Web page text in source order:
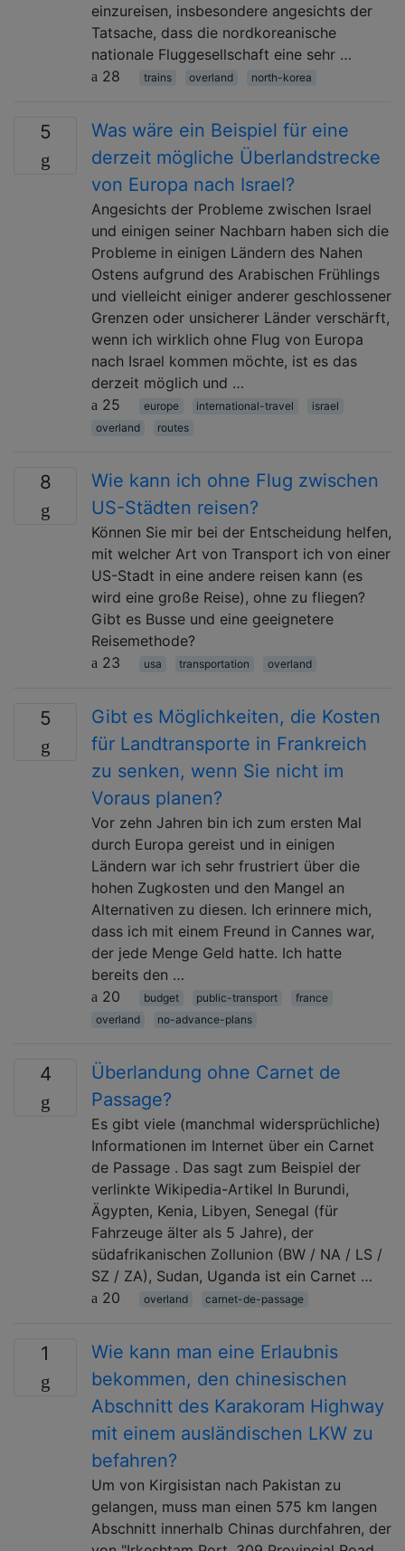
einzureisen, insbesondere angesichts der
Tatsache, dass die nordkoreanische
nationale Fluggesellschaft eine sehr …
28
trains overland north-korea
5
Was wäre ein Beispiel für eine
derzeit mögliche Überlandstrecke
von Europa nach Israel?
Angesichts der Probleme zwischen Israel
und einigen seiner Nachbarn haben sich die
Probleme in einigen Ländern des Nahen
Ostens aufgrund des Arabischen Frühlings
und vielleicht einiger anderer geschlossener
Grenzen oder unsicherer Länder verschärft,
wenn ich wirklich ohne Flug von Europa
nach Israel kommen möchte, ist es das
derzeit möglich und …
25
europe international-travel
israel
overland
routes
8
Wie kann ich ohne Flug zwischen
US-Städten reisen?
Können Sie mir bei der Entscheidung helfen,
mit welcher Art von Transport ich von einer
US-Stadt in eine andere reisen kann (es
wird eine große Reise), ohne zu fliegen?
Gibt es Busse und eine geeignetere
Reisemethode?
23
usa transportation overland
5
Gibt es Möglichkeiten, die Kosten
für Landtransporte in Frankreich
zu senken, wenn Sie nicht im
Voraus planen?
Vor zehn Jahren bin ich zum ersten Mal
durch Europa gereist und in einigen
Ländern war ich sehr frustriert über die
hohen Zugkosten und den Mangel an
Alternativen zu diesen. Ich erinnere mich,
dass ich mit einem Freund in Cannes war,
der jede Menge Geld hatte. Ich hatte
bereits den …
20
budget public-transport
france
overland
no-advance-plans
4
Überlandung ohne Carnet de
Passage?
Es gibt viele (manchmal widersprüchliche)
Informationen im Internet über ein Carnet
de Passage . Das sagt zum Beispiel der
verlinkte Wikipedia-Artikel In Burundi,
Ägypten, Kenia, Libyen, Senegal (für
Fahrzeuge älter als 5 Jahre), der
südafrikanischen Zollunion (BW / NA / LS /
SZ / ZA), Sudan, Uganda ist ein Carnet …
20
overland carnet-de-passage
1
Wie kann man eine Erlaubnis
bekommen, den chinesischen
Abschnitt des Karakoram Highway
mit einem ausländischen LKW zu
befahren?
Um von Kirgisistan nach Pakistan zu
gelangen, muss man einen 575 km langen
Abschnitt innerhalb Chinas durchfahren, der